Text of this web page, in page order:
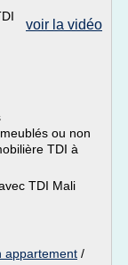
voir la vidéo
ou non
TDI à
TDI Mali
appartement /